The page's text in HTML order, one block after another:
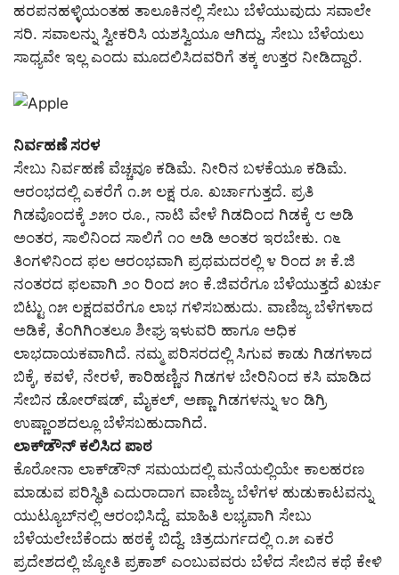
ಹರಪನಹಳ್ಳಿಯಂತಹ ತಾಲೂಕಿನಲ್ಲಿ ಸೇಬು ಬೆಳೆಯುವುದು ಸವಾಲೇ
ಸರಿ. ಸವಾಲನ್ನು ಸ್ವೀಕರಿಸಿ ಯಶಸ್ವಿಯೂ ಆಗಿದ್ದು, ಸೇಬು ಬೆಳೆಯಲು
ಸಾಧ್ಯವೇ ಇಲ್ಲ ಎಂದು ಮೂದಲಿಸಿದವರಿಗೆ ತಕ್ಕ ಉತ್ತರ ನೀಡಿದ್ದಾರೆ.
ನಿರ್ವಹಣೆ ಸರಳ
ಸೇಬು ನಿರ್ವಹಣೆ ವೆಚ್ಚವೂ ಕಡಿಮೆ. ನೀರಿನ ಬಳಕೆಯೂ ಕಡಿಮೆ.
ಆರಂಭದಲ್ಲಿ ಎಕರೆಗೆ ೧.೫ ಲಕ್ಷ ರೂ. ಖರ್ಚಾಗುತ್ತದೆ. ಪ್ರತಿ
ಗಿಡವೊಂದಕ್ಕೆ ೨೫೦ ರೂ., ನಾಟಿ ವೇಳೆ ಗಿಡದಿಂದ ಗಿಡಕ್ಕೆ ೮ ಅಡಿ
ಅಂತರ, ಸಾಲಿನಿಂದ ಸಾಲಿಗೆ ೧೦ ಅಡಿ ಅಂತರ ಇರಬೇಕು. ೧೬
ತಿಂಗಳಿನಿಂದ ಫಲ ಆರಂಭವಾಗಿ ಪ್ರಥಮದರಲ್ಲಿ ೪ ರಿಂದ ೫ ಕೆ.ಜಿ
ನಂತರದ ಫಲವಾಗಿ ೨೦ ರಿಂದ ೫೦ ಕೆ.ಜಿವರೆಗೂ ಬೆಳೆಯುತ್ತದೆ ಖರ್ಚು
ಬಿಟ್ಟು ೧೫ ಲಕ್ಷದವರೆಗೂ ಲಾಭ ಗಳಿಸಬಹುದು. ವಾಣಿಜ್ಯ ಬೆಳೆಗಳಾದ
ಅಡಿಕೆ, ತೆಂಗಿಗಿಂತಲೂ ಶೀಘ್ರ ಇಳುವರಿ ಹಾಗೂ ಅಧಿಕ
ಲಾಭದಾಯಕವಾಗಿದೆ. ನಮ್ಮ ಪರಿಸರದಲ್ಲಿ ಸಿಗುವ ಕಾಡು ಗಿಡಗಳಾದ
ಬಿಕ್ಕೆ, ಕವಳೆ, ನೇರಳೆ, ಕಾರಿಹಣ್ಣಿನ ಗಿಡಗಳ ಬೇರಿನಿಂದ ಕಸಿ ಮಾಡಿದ
ಸೇಬಿನ ಡೋರ್‌ಷಡ್, ಮೈಕಲ್, ಅಣ್ಣಾ ಗಿಡಗಳನ್ನು ೪೦ ಡಿಗ್ರಿ
ಉಷ್ಣಾಂಶದಲ್ಲೂ ಬೆಳೆಸಬಹುದಾಗಿದೆ.
ಲಾಕ್‌ಡೌನ್ ಕಲಿಸಿದ ಪಾಠ
ಕೊರೋನಾ ಲಾಕ್‌ಡೌನ್ ಸಮಯದಲ್ಲಿ ಮನೆಯಲ್ಲಿಯೇ ಕಾಲಹರಣ
ಮಾಡುವ ಪರಿಸ್ಥಿತಿ ಎದುರಾದಾಗ ವಾಣಿಜ್ಯ ಬೆಳೆಗಳ ಹುಡುಕಾಟವನ್ನು
ಯುಟ್ಯೂಬ್‌ನಲ್ಲಿ ಆರಂಭಿಸಿದ್ದೆ. ಮಾಹಿತಿ ಲಭ್ಯವಾಗಿ ಸೇಬು
ಬೆಳೆಯಲೇಬೆಕೆಂದು ಹಠಕ್ಕೆ ಬಿದ್ದೆ. ಚಿತ್ರದುರ್ಗದಲ್ಲಿ ೧.೫ ಎಕರೆ
ಪ್ರದೇಶದಲ್ಲಿ ಜ್ಯೋತಿ ಪ್ರಕಾಶ್ ಎಂಬುವವರು ಬೆಳೆದ ಸೇಬಿನ ಕಥೆ ಕೇಳಿ